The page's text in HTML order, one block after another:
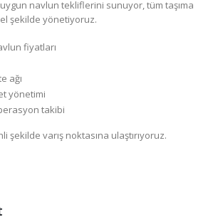
navlun tekliflerini sunuyor, tüm taşıma
şekilde yönetiyoruz.
fiyatları
ağı
yönetimi
takibi
şekilde varış noktasına ulaştırıyoruz.